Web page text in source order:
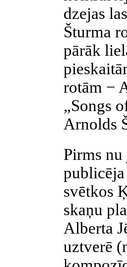
dzejas
Šturma
pārāk
rotām −
„Songs
Arnolds
Pirms
svētkos
skaņu
Alberta
uztverē